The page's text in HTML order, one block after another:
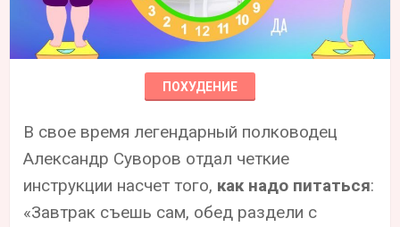
ПОХУДЕНИЕ
В свое время легендарный полководец
Александр Суворов отдал четкие
инструкции насчет того, как надо питаться:
«Завтрак съешь сам, обед раздели с